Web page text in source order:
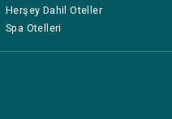
Herşey Dahil Oteller
Spa Otelleri